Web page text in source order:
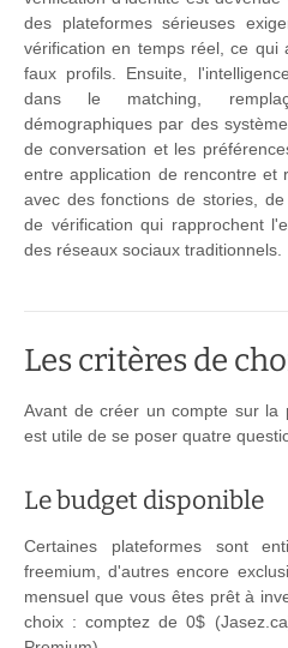
des plateformes sérieuses
vérification en temps réel, ce qui
faux profils. Ensuite,
dans le matching,
démographiques par des
de conversation et les
entre application de rencontre et
avec des fonctions de stories,
de vérification qui rapprochent
des réseaux sociaux traditionnels.
Les critères de
Avant de créer un compte sur la
est utile de se poser quatre
Le budget disponible
Certaines plateformes sont
freemium, d'autres encore
mensuel que vous êtes prêt à
choix : comptez de 0$